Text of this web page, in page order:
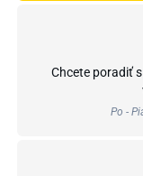
Chcete poradiť
Po -